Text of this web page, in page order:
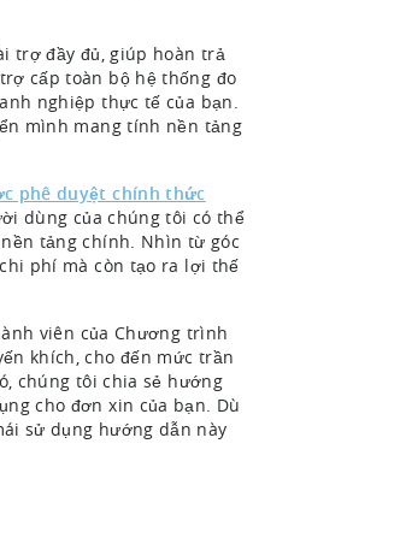
trợ đầy đủ, giúp hoàn trả
cấp toàn bộ hệ thống đo
nghiệp thực tế của bạn.
mình mang tính nền tảng
phê duyệt chính thức
dùng của chúng tôi có thể
tảng chính. Nhìn từ góc
phí mà còn tạo ra lợi thế
viên của Chương trình
khích, cho đến mức trần
chúng tôi chia sẻ hướng
cho đơn xin của bạn. Dù
sử dụng hướng dẫn này